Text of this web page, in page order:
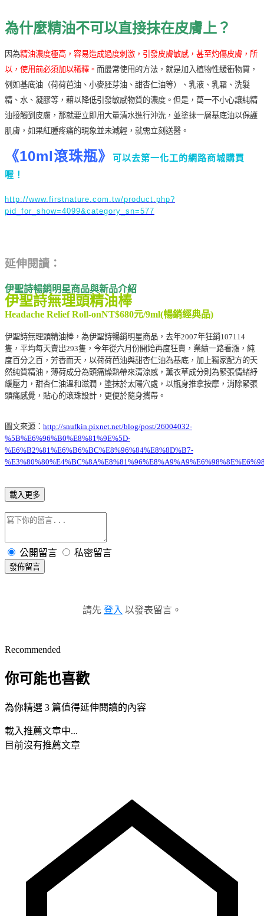
為什麼精油不可以直接抹在皮膚上？
因為精油濃度極高，容易造成過度刺激，引發皮膚敏感，甚至灼傷皮膚，所
以，使用前必須加以稀釋。 而最常使用的方法，就是加入植物性緩衝物質，
例如基底油（荷荷芭油、小麥胚芽油、甜杏仁油等）、乳液、乳霜、洗髮
精、水、凝膠等，藉以降低引發敏感物質的濃度。但是，萬一不小心讓純精
油接觸到皮膚，那就要立即用大量清水進行沖洗，並塗抹一層基底油以保護
肌膚，如果紅腫疼痛的現象並未減輕，就需立刻送醫。
《10ml滾珠瓶》
可以去第一化工的網路商城購買
喔！
http://www.firstnature.com.tw/product.php?
pid_for_show=4099&category_sn=577
延伸閱讀：
伊聖詩暢銷明星商品與新品介紹
伊聖詩無理頭精油棒
Headache Relief Roll-onNT$680元/9ml(暢銷經典品)
伊聖詩無理頭精油棒，為伊聖詩暢銷明星商品，去年2007年狂銷107114
隻，平均每天賣出293隻，今年從六月份開始再度狂賣，業績一路看漲，純
度百分之百，芳香而天，以荷荷芭油與甜杏仁油為基底，加上獨家配方的天
然純質精油，薄荷成分為頭痛燥熱帶來清涼感，薰衣草成分則為緊張情緒紓
緩壓力，甜杏仁油溫和滋潤，塗抹於太陽穴處，以瓶身推拿按摩，消除緊張
頭痛感覺，貼心的滾珠設計，更便於隨身攜帶。
圖文來源： http://snufkin.pixnet.net/blog/post/26004032-
%5B%E6%96%B0%E8%81%9E%5D-
%E6%B2%81%E6%B6%BC%E8%96%84%E8%8D%B7-
載入更多
公開留言 私密留言
發佈留言
請先 登入 以發表留言。
Recommended
你可能也喜歡
為你精選 3 篇值得延伸閱讀的內容
載入推薦文章中...
目前沒有推薦文章